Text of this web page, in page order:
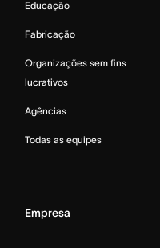
Educação
Fabricação
Organizações sem fins
lucrativos
Agências
Todas as equipes
Empresa